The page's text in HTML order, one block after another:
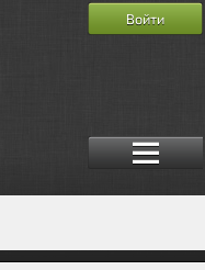
Войти